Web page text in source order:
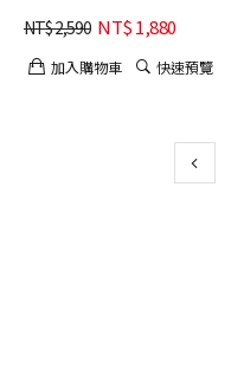
淨汙水箱分離 (毛孩喝水救
星)
NT$2,590 NT$1,880
加入購物車 快速預覽